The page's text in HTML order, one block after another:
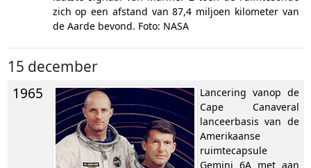
zich op een afstand van 87,4 miljoen kilometer van
de Aarde bevond. Foto: NASA
15 december
1965
Lancering vanop de
Cape Canaveral
lanceerbasis van de
Amerikaanse
ruimtecapsule
Gemini 6A met aan